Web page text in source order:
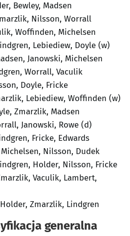
Bewley, Madsen
Nilsson, Worrall
Woffinden, Michelsen
Lebiediew, Doyle (w)
Janowski, Michelsen
Worrall, Vaculik
Doyle, Fricke
Lebiediew, Woffinden (w)
Zmarzlik, Madsen
Janowski, Rowe (d)
Fricke, Edwards
Nilsson, Dudek
Holder, Nilsson, Fricke
Vaculik, Lambert,
Zmarzlik, Lindgren
generalna